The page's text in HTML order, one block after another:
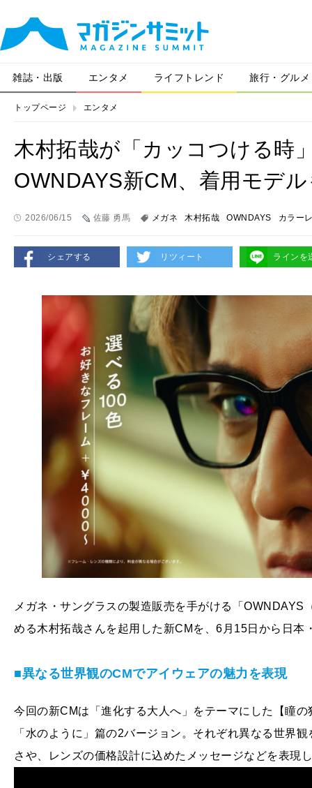
雑誌・出版 エンタメ ライフトレンド 旅行・グルメ
トップページ エンタメ
木村拓哉が「カッコつける
OWNDAYS新CM、着用モデ
2026/06/15 佐藤 勇馬 メガネ 木村拓哉 OWNDAYS カラー
シェアする リツィート ラインを
メガネ・サングラスの製造販売を手がける「
める木村拓哉さんを起用した新CMを、6月15日から日本
■異なる世界観のCMでアイウェアの魅力を表現
今回の新CMは「進化する大人へ」をテーマにした【瞳
「水のように」篇の2バージョン。それぞれ異なる世界
さや、レンズの価格設計に込めたメッセージなどを表現